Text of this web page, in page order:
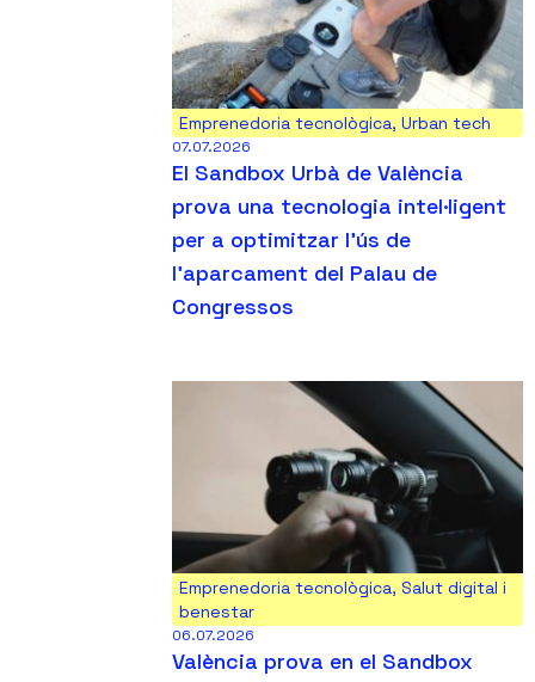
Emprenedoria tecnològica, Urban tech
07.07.2026
El Sandbox Urbà de València
prova una tecnologia intel·ligent
per a optimitzar l’ús de
l’aparcament del Palau de
Congressos
Emprenedoria tecnològica, Salut digital i
benestar
06.07.2026
València prova en el Sandbox